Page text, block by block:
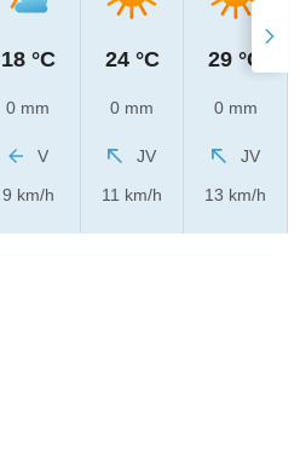
18 °C
0 mm
V
9 km/h
24 °C
0 mm
JV
11 km/h
29 °C
0 mm
JV
13 km/h